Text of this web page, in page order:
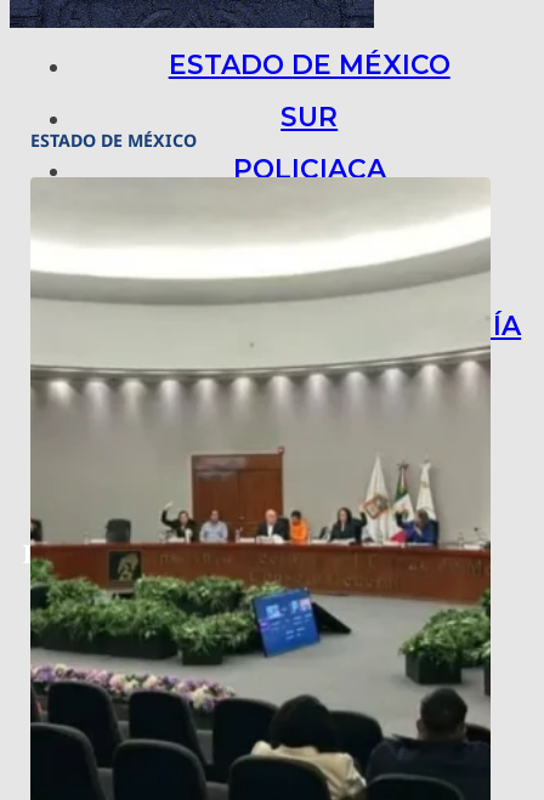
ESTADO DE MÉXICO
SUR
POLICIACA
NACIONAL
INTERNACIONAL
ARTE, CIENCIA Y TECNOLOGÍA
COLUMNAS
RASTROS Y ROSTROS
VÍNCULOS ANIMALES
ESTADO DE MÉXICO